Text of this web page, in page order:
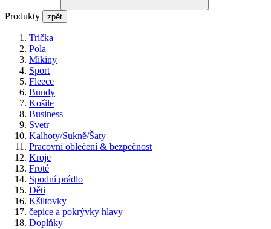
Produkty zpět
Trička
Pola
Mikiny
Sport
Fleece
Bundy
Košile
Business
Svetr
Kalhoty/Sukně/Šaty
Pracovní oblečení & bezpečnost
Kroje
Froté
Spodní prádlo
Děti
Kšiltovky
čepice a pokrývky hlavy
Doplňky